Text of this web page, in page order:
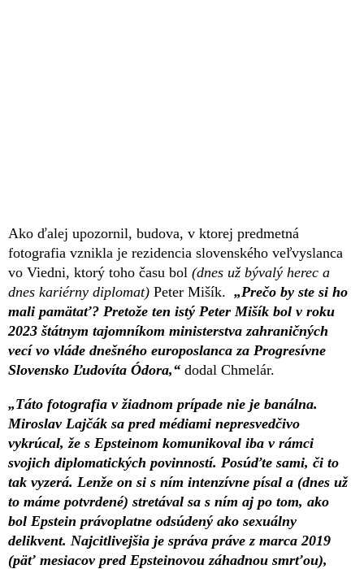
Ako ďalej upozornil, budova, v ktorej predmetná
fotografia vznikla je rezidencia slovenského veľvyslanca
vo Viedni, ktorý toho času bol (dnes už bývalý herec a
dnes kariérny diplomat) Peter Mišík. „Prečo by ste si ho
mali pamätať? Pretože ten istý Peter Mišík bol v roku
2023 štátnym tajomníkom ministerstva zahraničných
vecí vo vláde dnešného europoslanca za Progresívne
Slovensko Ľudovíta Ódora,“ dodal Chmelár.
„Táto fotografia v žiadnom prípade nie je banálna.
Miroslav Lajčák sa pred médiami nepresvedčivo
vykrúcal, že s Epsteinom komunikoval iba v rámci
svojich diplomatických povinností. Posúďte sami, či to
tak vyzerá. Lenže on si s ním intenzívne písal a (dnes už
to máme potvrdené) stretával sa s ním aj po tom, ako
bol Epstein právoplatne odsúdený ako sexuálny
delikvent. Najcitlivejšia je správa práve z marca 2019
(päť mesiacov pred Epsteinovou záhadnou smrťou),